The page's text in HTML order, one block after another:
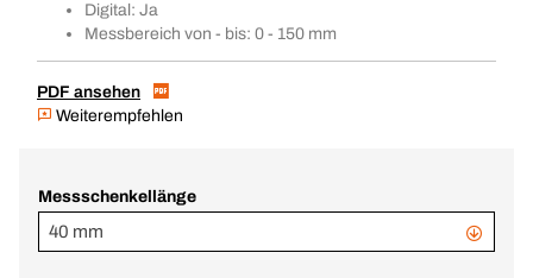
Digital: Ja
Messbereich von - bis: 0 - 150 mm
PDF ansehen
Weiterempfehlen
Messschenkellänge
40 mm